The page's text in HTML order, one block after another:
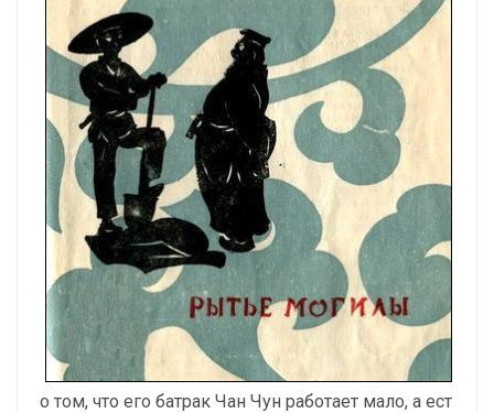
о том, что его батрак Чан Чун работает мало, а ест